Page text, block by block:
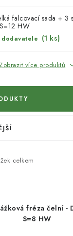
STROJ
falcovací sada + 3
HW
(1 ks)
Zobrazit více produktů
celkem
fréza čelní -
S=8 HW